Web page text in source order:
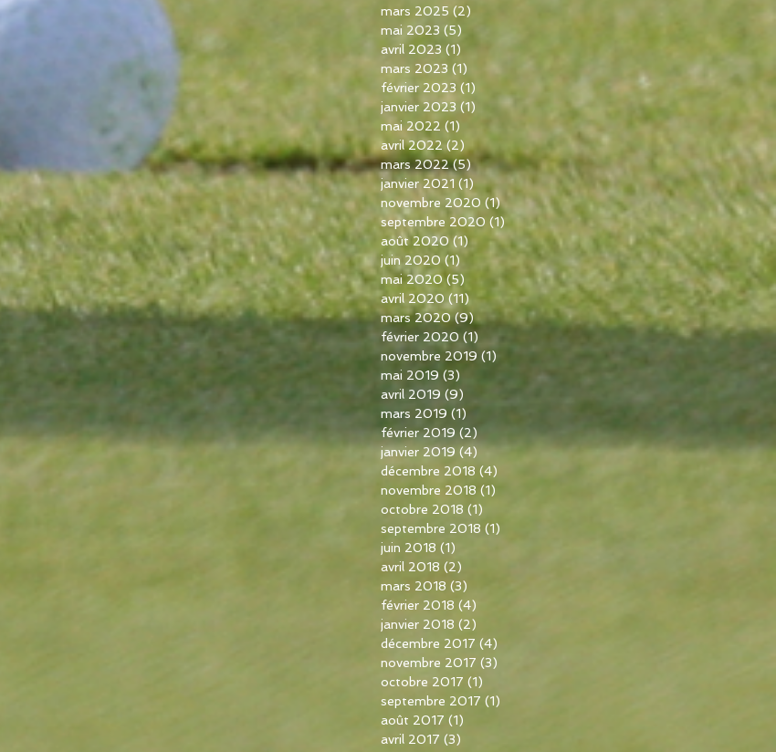
mars 2025 (2)
mai 2023 (5)
avril 2023 (1)
mars 2023 (1)
février 2023 (1)
janvier 2023 (1) 1 post
mai 2022 (1)
avril 2022 (2) 2 posts
mars 2022 (5) 5 posts
janvier 2021 (1)1 post
novembre 2020 (1)1 post
septembre 2020 (1)1 post
août 2020 (1) 1 post
juin 2020 (1) 1 post
mai 2020 (5) 5 posts
avril 2020 (11)11 posts
mars 2020 (9)9 posts
février 2020 (1) 1 post
novembre 2019 (1) 1 post
mai 2019 (3)
avril 2019 (9)
mars 2019 (1)
février 2019 (2)
janvier 2019 (4) 4 posts
décembre 2018 (4)
novembre 2018 (1)
octobre 2018 (1)
septembre 2018 (1)
juin 2018 (1)
avril 2018 (2)
mars 2018 (3)
février 2018 (4)
janvier 2018 (2)
décembre 2017 (4)
novembre 2017 (3)
octobre 2017 (1)
septembre 2017 (1)
août 2017 (1)
avril 2017 (3)